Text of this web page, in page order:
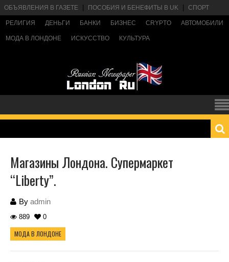
ОБЪЯВЛЕНИЯ В ГАЗЕТЕ ПОСОБИЯ И БЕНЕФИТЫ В UK СПОРТ
РЕЛИГИЯ ДЕНЬГИ БАНКИ БИЗНЕС CRYPTO АВТОМОБИЛИ
МОДА В ЛОНДОНЕ ИСКУССТВО КУЛЬТУРА
Магазины Лондона. Супермаркет
“Liberty”.
By admin
889 0
МОДА В ЛОНДОНЕ